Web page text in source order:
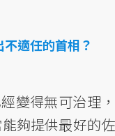
適任的首相？
變得無可治理，
夠提供最好的佐